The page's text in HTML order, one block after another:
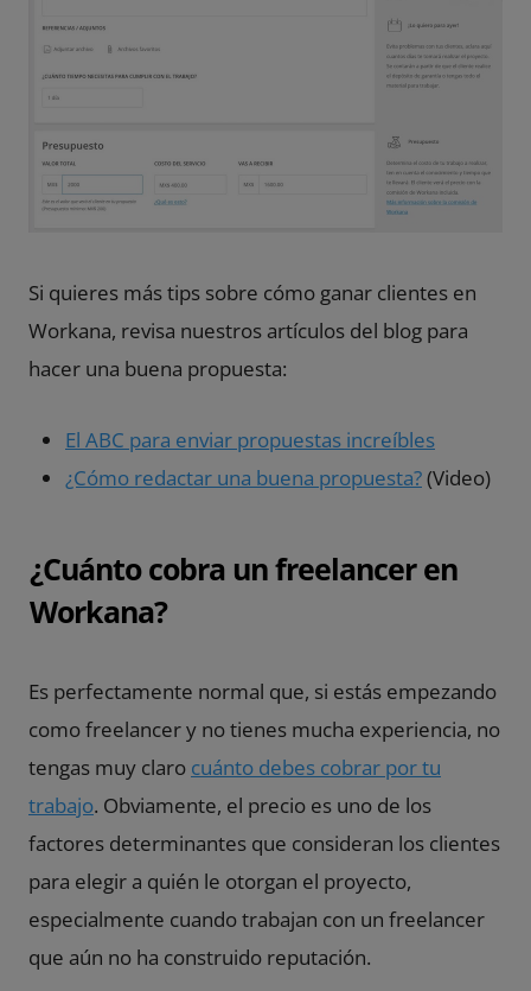
Si quieres más tips sobre cómo ganar clientes en
Workana, revisa nuestros artículos del blog para
hacer una buena propuesta:
El ABC para enviar propuestas increíbles
¿Cómo redactar una buena propuesta?(Video)
¿Cuánto cobra un freelancer en
Workana?
Es perfectamente normal que, si estás empezando
como freelancer y no tienes mucha experiencia, no
tengas muy claro cuánto debes cobrar por tu
trabajo. Obviamente, el precio es uno de los
factores determinantes que consideran los clientes
para elegir a quién le otorgan el proyecto,
especialmente cuando trabajan con un freelancer
que aún no ha construido reputación.